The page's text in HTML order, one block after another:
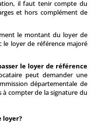
il faut tenir compte du
et hors complément de
le montant du loyer de
le loyer de référence majoré
le loyer de référence
peut demander une
départementale de
à compter de la signature du
loyer?